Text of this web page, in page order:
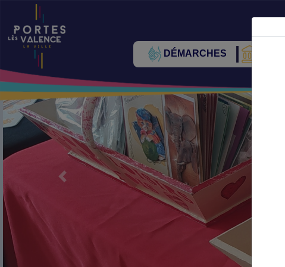
DÉMARCHES
Précédent